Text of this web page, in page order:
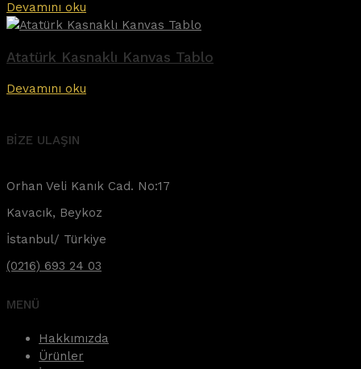
Devamını oku
Atatürk Kasnaklı Kanvas Tablo
Devamını oku
BİZE ULAŞIN
Orhan Veli Kanık Cad. No:17
Kavacık, Beykoz
İstanbul/ Türkiye
(0216) 693 24 03
MENÜ
Hakkımızda
Ürünler